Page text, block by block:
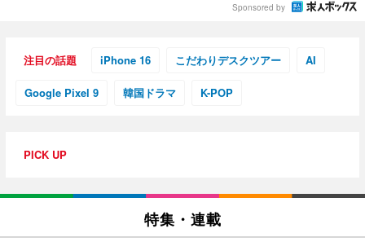
Sponsored by
注目の話題 iPhone 16 こだわりデスクツアー AI
Google Pixel 9 韓国ドラマ K-POP
PICK UP
特集・連載